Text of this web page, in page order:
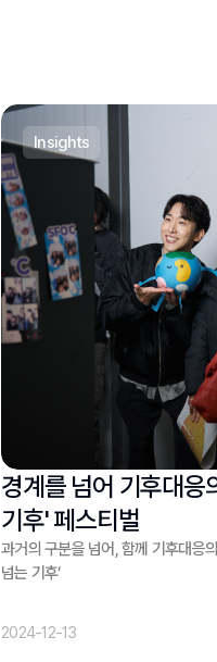
insights
경계를 넘어 기후대응
기후' 페스티벌
과거의 구분을 넘어, 함께 기후대응
넘는 기후’
2024-12-13